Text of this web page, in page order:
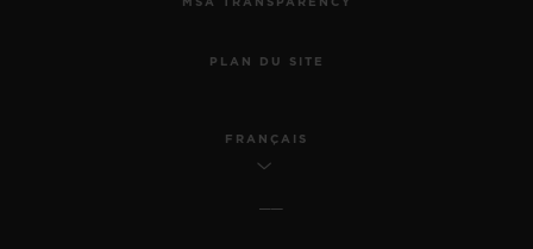
MSA TRANSPARENCY
PLAN DU SITE
FRANÇAIS